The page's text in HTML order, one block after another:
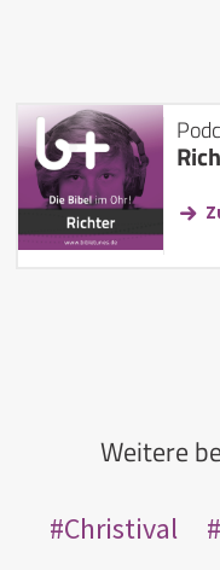
Weitere
Christival